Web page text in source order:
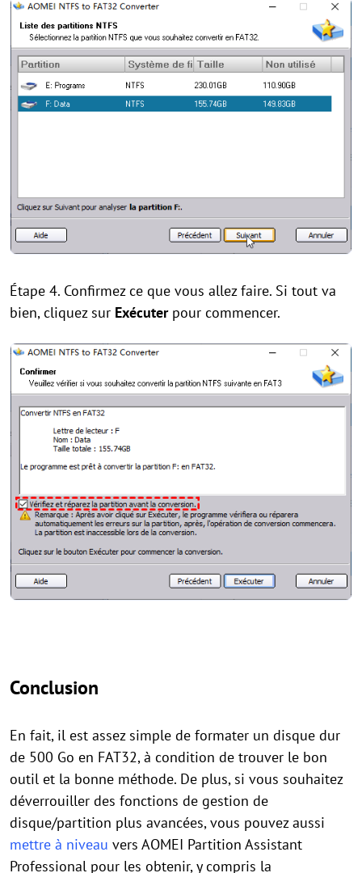
Étape 4. Confirmez ce que vous allez faire. Si tout va
bien, cliquez sur Exécuterpour commencer.
Conclusion
En fait, il est assez simple de formater un disque dur
de 500 Go en FAT32, à condition de trouver le bon
outil et la bonne méthode. De plus, si vous souhaitez
déverrouiller des fonctions de gestion de
disque/partition plus avancées, vous pouvez aussi
mettre à niveau vers AOMEI Partition Assistant
Professional pour les obtenir, y compris la